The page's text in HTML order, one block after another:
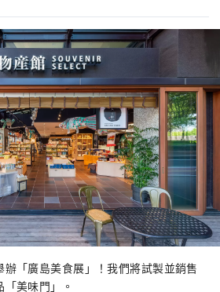
「廣島美食展」！我們將試製並銷售
美味門」。